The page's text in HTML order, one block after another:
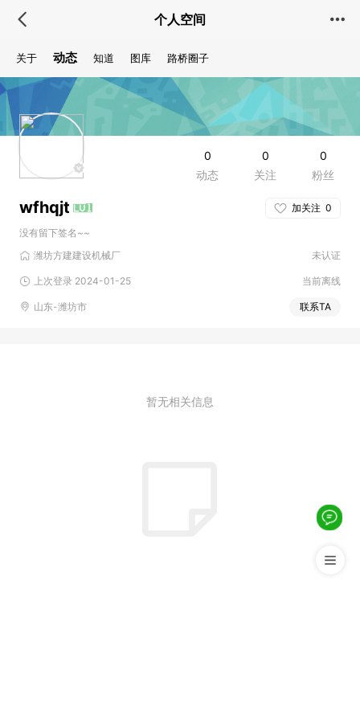
个人空间
0
粉丝
0
关注
0
动态
wfhqjt 加关注 0
没有留下签名~~
潍坊方建建设机械厂
未认证
上次登录 2024-01-25 当前离线
山东-潍坊市 联系TA
关于 动态 知道 图库 路桥圈子
暂无相关信息